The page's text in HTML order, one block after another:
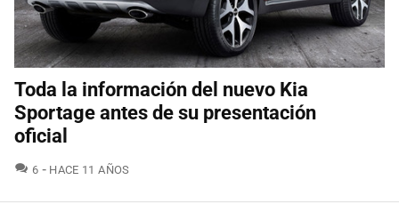
Toda la información del nuevo Kia
Sportage antes de su presentación
oficial
6 COMENTARIOS
HACE 11 AÑOS